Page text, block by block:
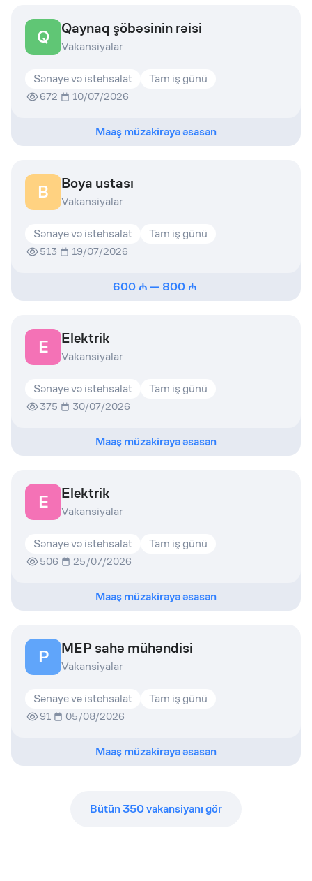
Q Qaynaq şöbəsinin rəisi
Vakansiyalar
Sənaye və istehsalat Tam iş günü
672 10/07/2026
Maaş müzakirəyə əsasən
B Boya ustası
Vakansiyalar
Sənaye və istehsalat Tam iş günü
513 19/07/2026
600 — 800
E Elektrik
Vakansiyalar
Sənaye və istehsalat Tam iş günü
375 30/07/2026
Maaş müzakirəyə əsasən
E Elektrik
Vakansiyalar
Sənaye və istehsalat Tam iş günü
506 25/07/2026
Maaş müzakirəyə əsasən
P MEP sahə mühəndisi
Vakansiyalar
Sənaye və istehsalat Tam iş günü
91 05/08/2026
Maaş müzakirəyə əsasən
Bütün350vakansiyanı gör